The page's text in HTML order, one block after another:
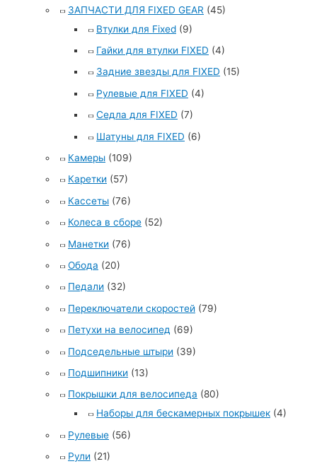
ЗАПЧАСТИ ДЛЯ FIXED GEAR (45)
Втулки для Fixed (9)
Гайки для втулки FIXED (4)
Задние звезды для FIXED (15)
Рулевые для FIXED (4)
Седла для FIXED (7)
Шатуны для FIXED (6)
Камеры (109)
Каретки (57)
Кассеты (76)
Колеса в сборе (52)
Манетки (76)
Обода (20)
Педали (32)
Переключатели скоростей (79)
Петухи на велосипед (69)
Подседельные штыри (39)
Подшипники (13)
Покрышки для велосипеда (80)
Наборы для бескамерных покрышек (4)
Рулевые (56)
Рули (21)